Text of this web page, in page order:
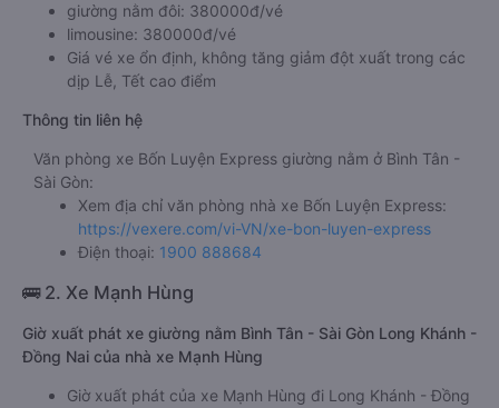
giường nằm đôi: 380000đ/vé
limousine: 380000đ/vé
Giá vé xe ổn định, không tăng giảm đột xuất trong các
dịp Lễ, Tết cao điểm
Thông tin liên hệ
Văn phòng xe Bốn Luyện Express giường nằm ở Bình Tân -
Sài Gòn:
Xem địa chỉ văn phòng nhà xe Bốn Luyện Express:
https://vexere.com/vi-VN/xe-bon-luyen-express
Điện thoại: 1900 888684
🚌 2. Xe Mạnh Hùng
Giờ xuất phát xe giường nằm Bình Tân - Sài Gòn Long Khánh -
Đồng Nai của nhà xe Mạnh Hùng
Giờ xuất phát của xe Mạnh Hùng đi Long Khánh - Đồng